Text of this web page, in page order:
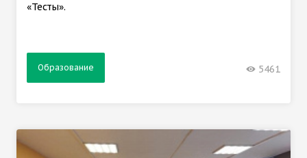
«Тесты».
Образование 5461